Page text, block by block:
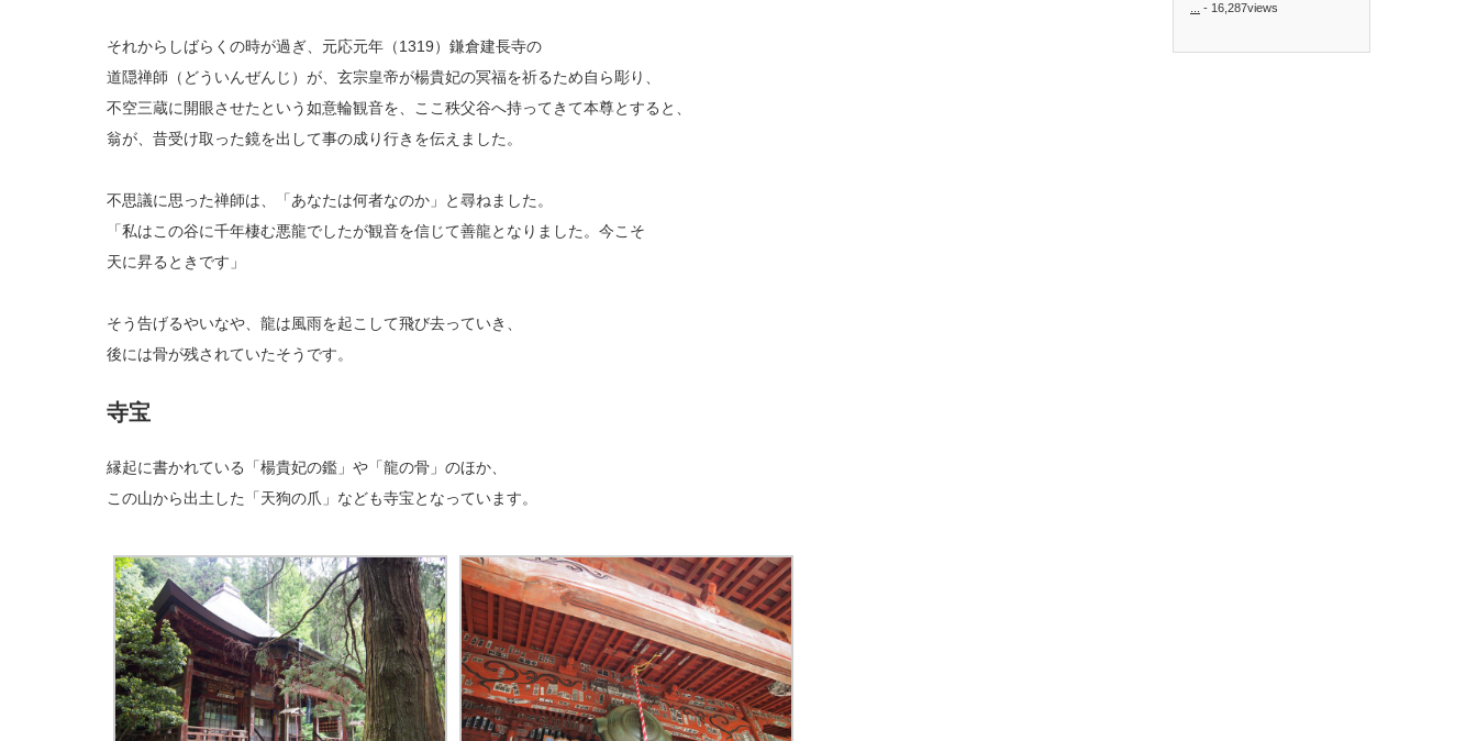
それからしばらくの時が過ぎ、元応元年（1319）鎌倉建長寺の
道隠禅師（どういんぜんじ）が、玄宗皇帝が楊貴妃の冥福を祈るため自ら彫り、
不空三蔵に開眼させたという如意輪観音を、ここ秩父谷へ持ってきて本尊とすると、
翁が、昔受け取った鏡を出して事の成り行きを伝えました。
不思議に思った禅師は、「あなたは何者なのか」と尋ねました。
「私はこの谷に千年棲む悪龍でしたが観音を信じて善龍となりました。今こそ
天に昇るときです」
そう告げるやいなや、龍は風雨を起こして飛び去っていき、
後には骨が残されていたそうです。
寺宝
縁起に書かれている「楊貴妃の鑑」や「龍の骨」のほか、
この山から出土した「天狗の爪」なども寺宝となっています。
- 16,287views